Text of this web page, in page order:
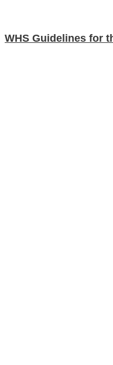
WHS Guidelines for